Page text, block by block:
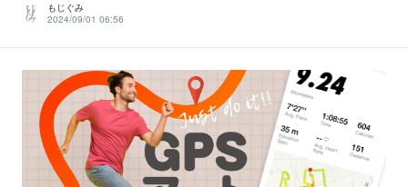
もじぐみ
2024/09/01 06:56